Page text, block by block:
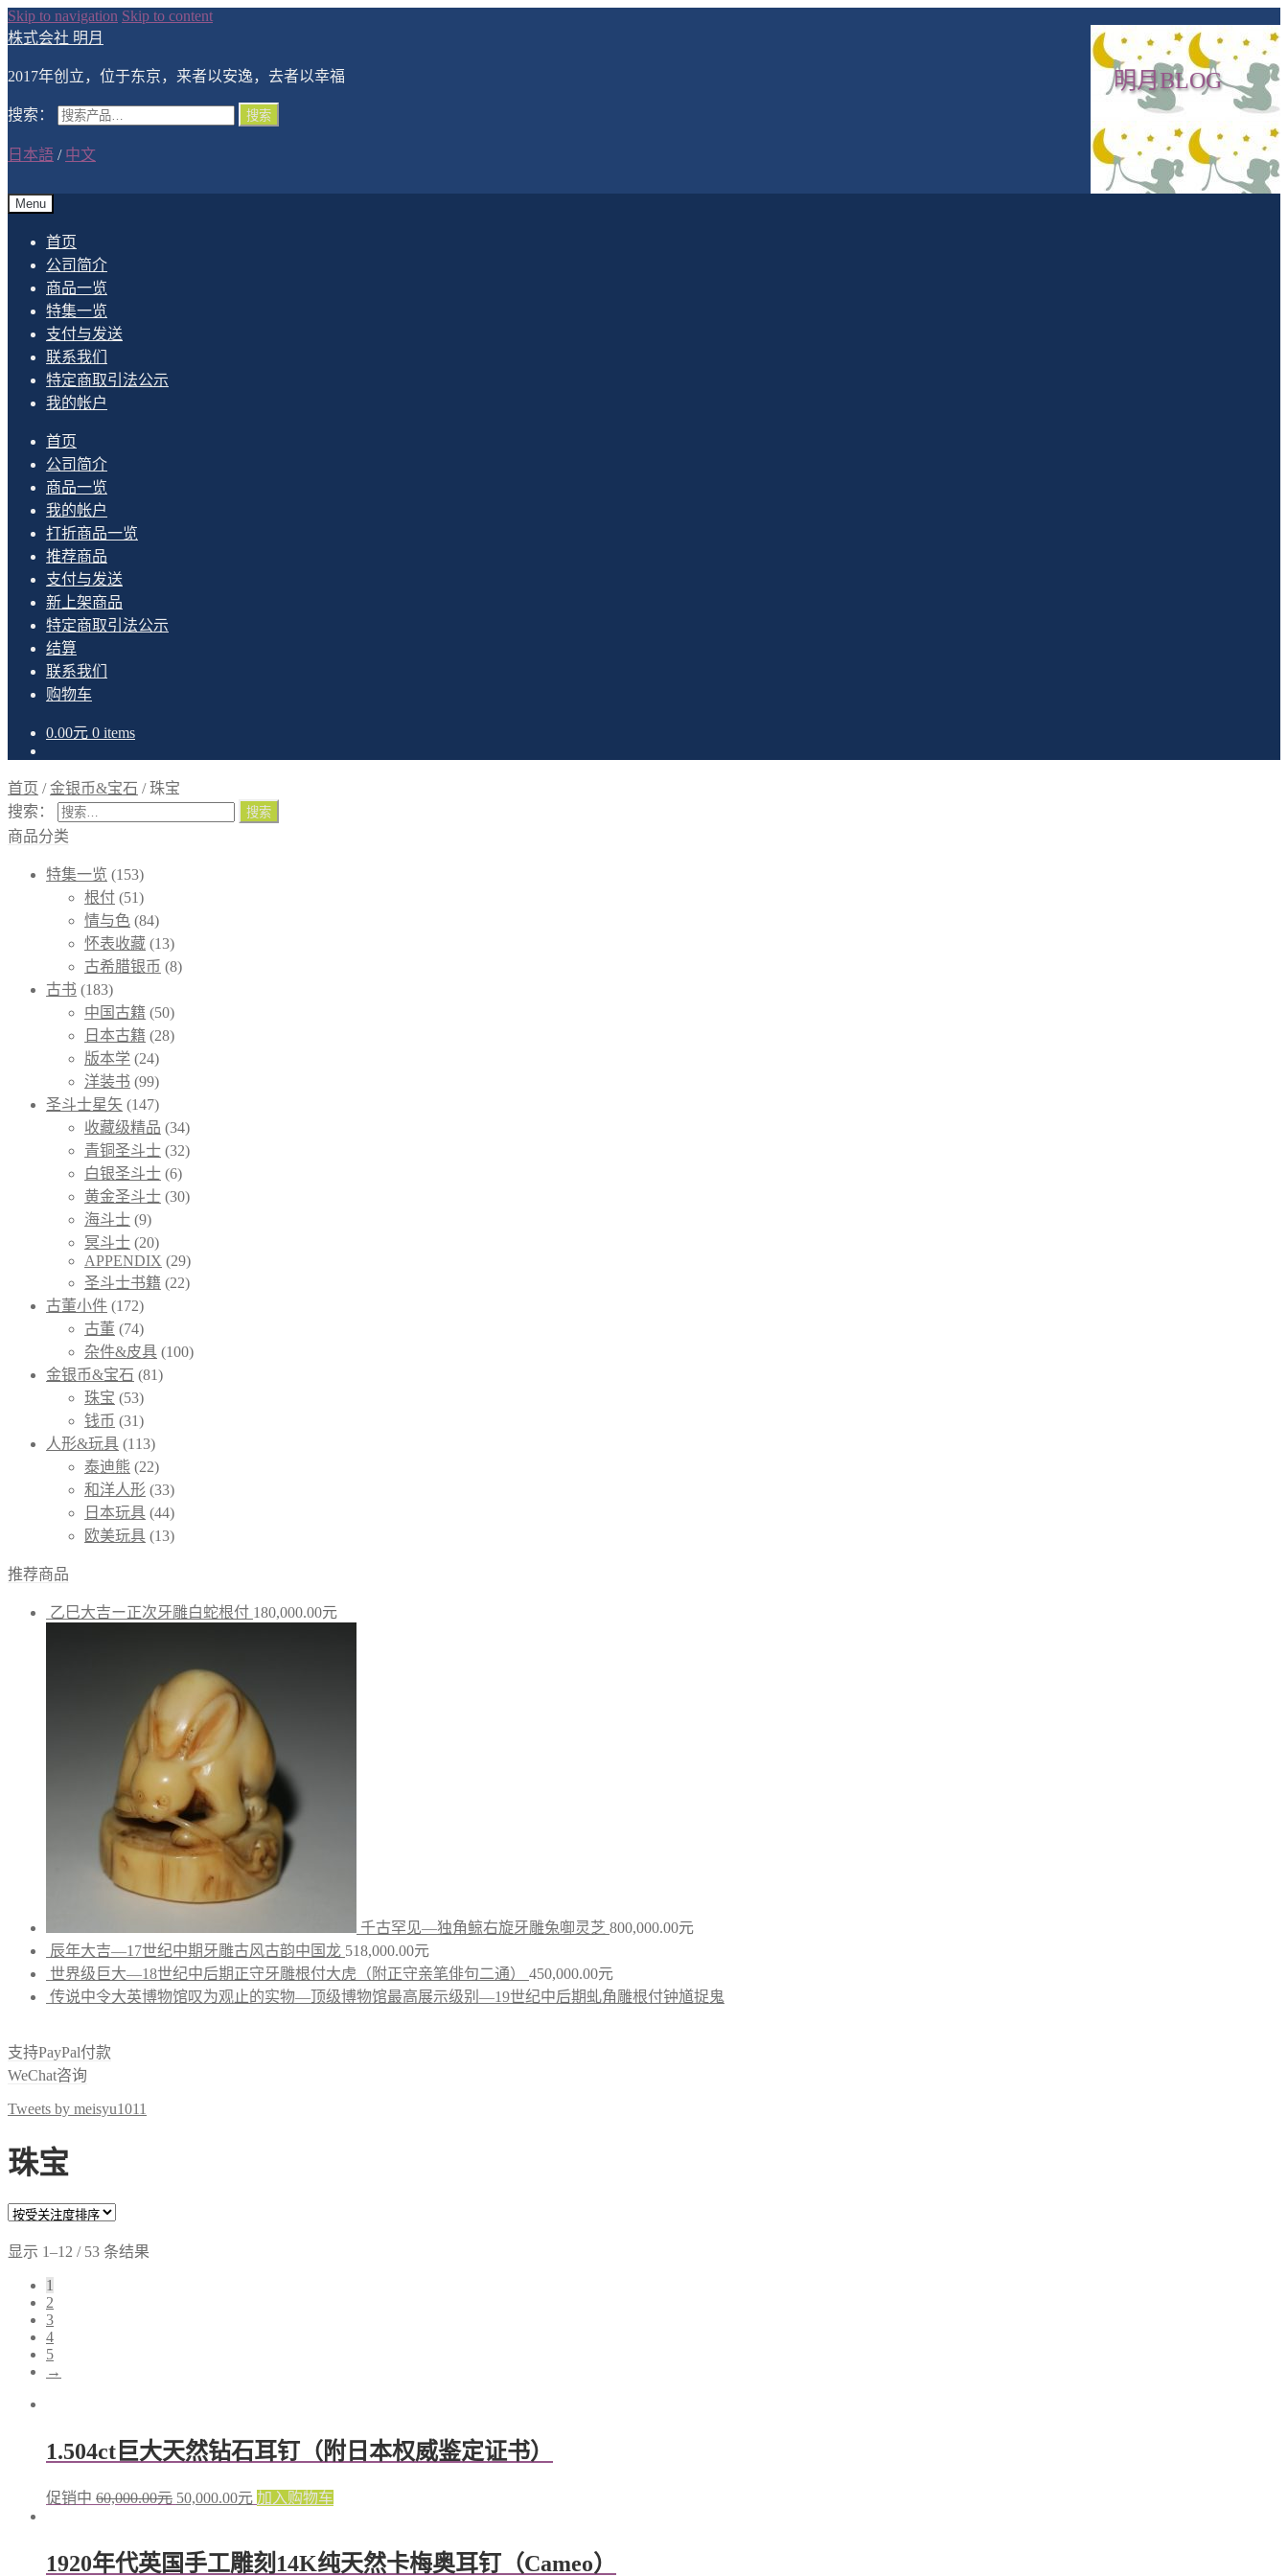
Skip to navigation Skip to content
株式会社 明月
明月BLOG
2017年创立，位于东京，来者以安逸，去者以幸福
搜索： 搜索
日本語 / 中文
Menu
首页
公司简介
商品一览
特集一览
支付与发送
联系我们
特定商取引法公示
我的帐户
首页
公司简介
商品一览
我的帐户
打折商品一览
推荐商品
支付与发送
新上架商品
特定商取引法公示
结算
联系我们
购物车
0.00元 0 items
首页 /金银币&宝石 / 珠宝
搜索：
商品分类
特集一览 (153)
根付 (51)
情与色 (84)
怀表收藏 (13)
古希腊银币 (8)
古书 (183)
中国古籍 (50)
日本古籍 (28)
版本学 (24)
洋装书 (99)
圣斗士星矢 (147)
收藏级精品 (34)
青铜圣斗士 (32)
白银圣斗士 (6)
黄金圣斗士 (30)
海斗士 (9)
冥斗士 (20)
APPENDIX (29)
圣斗士书籍 (22)
古董小件 (172)
古董 (74)
杂件&皮具 (100)
金银币&宝石 (81)
珠宝 (53)
钱币 (31)
人形&玩具 (113)
泰迪熊 (22)
和洋人形 (33)
日本玩具 (44)
欧美玩具 (13)
推荐商品
乙巳大吉ー正次牙雕白蛇根付 180,000.00元
千古罕见—独角鲸右旋牙雕兔啣灵芝 800,000.00元
辰年大吉—17世纪中期牙雕古风古韵中国龙 518,000.00元
世界级巨大—18世纪中后期正守牙雕根付大虎（附正守亲笔俳句二通）
450,000.00元
传说中令大英博物馆叹为观止的实物—顶级博物馆最高展示级别—19世纪中后期虬角雕根付钟馗捉鬼
支持PayPal付款
WeChat咨询
Tweets by meisyu1011
珠宝
显示 1–12 / 53 条结果
1
2
3
4
5
→
1.504ct巨大天然钻石耳钉（附日本权威鉴定证书）
促销中 60,000.00元 50,000.00元 加入购物车
1920年代英国手工雕刻14K纯天然卡梅奥耳钉（Cameo）